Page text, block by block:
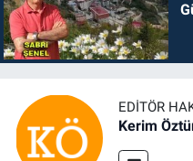
EDITÖR
Kerim